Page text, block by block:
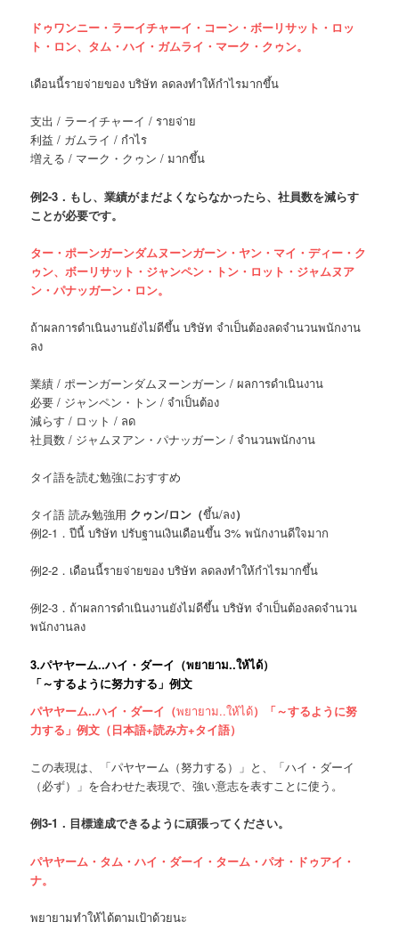
ドゥワンニー・ラーイチャーイ・コーン・ボーリサット・ロッ
ト・ロン、タム・ハイ・ガムライ・マーク・クゥン。
เดือนนี้รายจ่ายของ บริษัท ลดลงทำให้กำไรมากขึ้น
支出 / ラーイチャーイ / รายจ่าย
利益 / ガムライ / กำไร
増える / マーク・クゥン / มากขึ้น
例2-3．もし、業績がまだよくならなかったら、社員数を減らす
ことが必要です。
ター・ポーンガーンダムヌーンガーン・ヤン・マイ・ディー・ク
ゥン、ボーリサット・ジャンペン・トン・ロット・ジャムヌア
ン・パナッガーン・ロン。
ถ้าผลการดำเนินงานยังไม่ดีขึ้น บริษัท จำเป็นต้องลดจำนวนพนักงาน
ลง
業績 / ポーンガーンダムヌーンガーン / ผลการดำเนินงาน
必要 / ジャンペン・トン / จำเป็นต้อง
減らす / ロット / ลด
社員数 / ジャムヌアン・パナッガーン / จำนวนพนักงาน
タイ語を読む勉強におすすめ
タイ語 読み勉強用 クゥン/ロン（ขึ้น/ลง）
例2-1．ปีนี้ บริษัท ปรับฐานเงินเดือนขึ้น 3% พนักงานดีใจมาก
例2-2．เดือนนี้รายจ่ายของ บริษัท ลดลงทำให้กำไรมากขึ้น
例2-3．ถ้าผลการดำเนินงานยังไม่ดีขึ้น บริษัท จำเป็นต้องลดจำนวน
พนักงานลง
3.パヤヤーム..ハイ・ダーイ（พยายาม..ให้ได้）
「～するように努力する」例文
パヤヤーム..ハイ・ダーイ（พยายาม..ให้ได้）「～するように努
力する」例文（日本語+読み方+タイ語）
この表現は、「パヤヤーム（努力する）」と、「ハイ・ダーイ
（必ず）」を合わせた表現で、強い意志を表すことに使う。
例3-1． 目標達成できるように頑張ってください。
パヤヤーム・タム・ハイ・ダーイ・ターム・パオ・ドゥアイ・
ナ。
พยายามทำให้ได้ตามเป้าด้วยนะ